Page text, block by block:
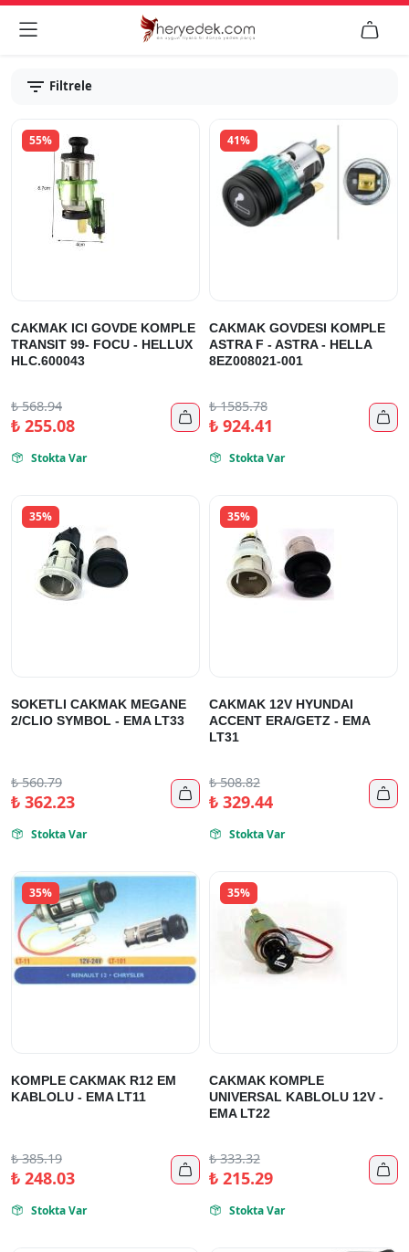
 
Filtrele
55%
CAKMAK ICI GOVDE KOMPLE
TRANSIT 99- FOCU - HELLUX
HLC.600043
₺568.94
₺255.08 
 Stokta Var
41%
CAKMAK GOVDESI KOMPLE
ASTRA F - ASTRA - HELLA
8EZ008021-001
₺1585.78
₺924.41 
 Stokta Var
35%
SOKETLI CAKMAK MEGANE
2/CLIO SYMBOL - EMA LT33
₺560.79
₺362.23 
 Stokta Var
35%
CAKMAK 12V HYUNDAI
ACCENT ERA/GETZ - EMA
LT31
₺508.82
₺329.44 
 Stokta Var
35%
KOMPLE CAKMAK R12 EM
KABLOLU - EMA LT11
₺385.19
₺248.03 
 Stokta Var
35%
CAKMAK KOMPLE
UNIVERSAL KABLOLU 12V -
EMA LT22
₺333.32
₺215.29 
 Stokta Var